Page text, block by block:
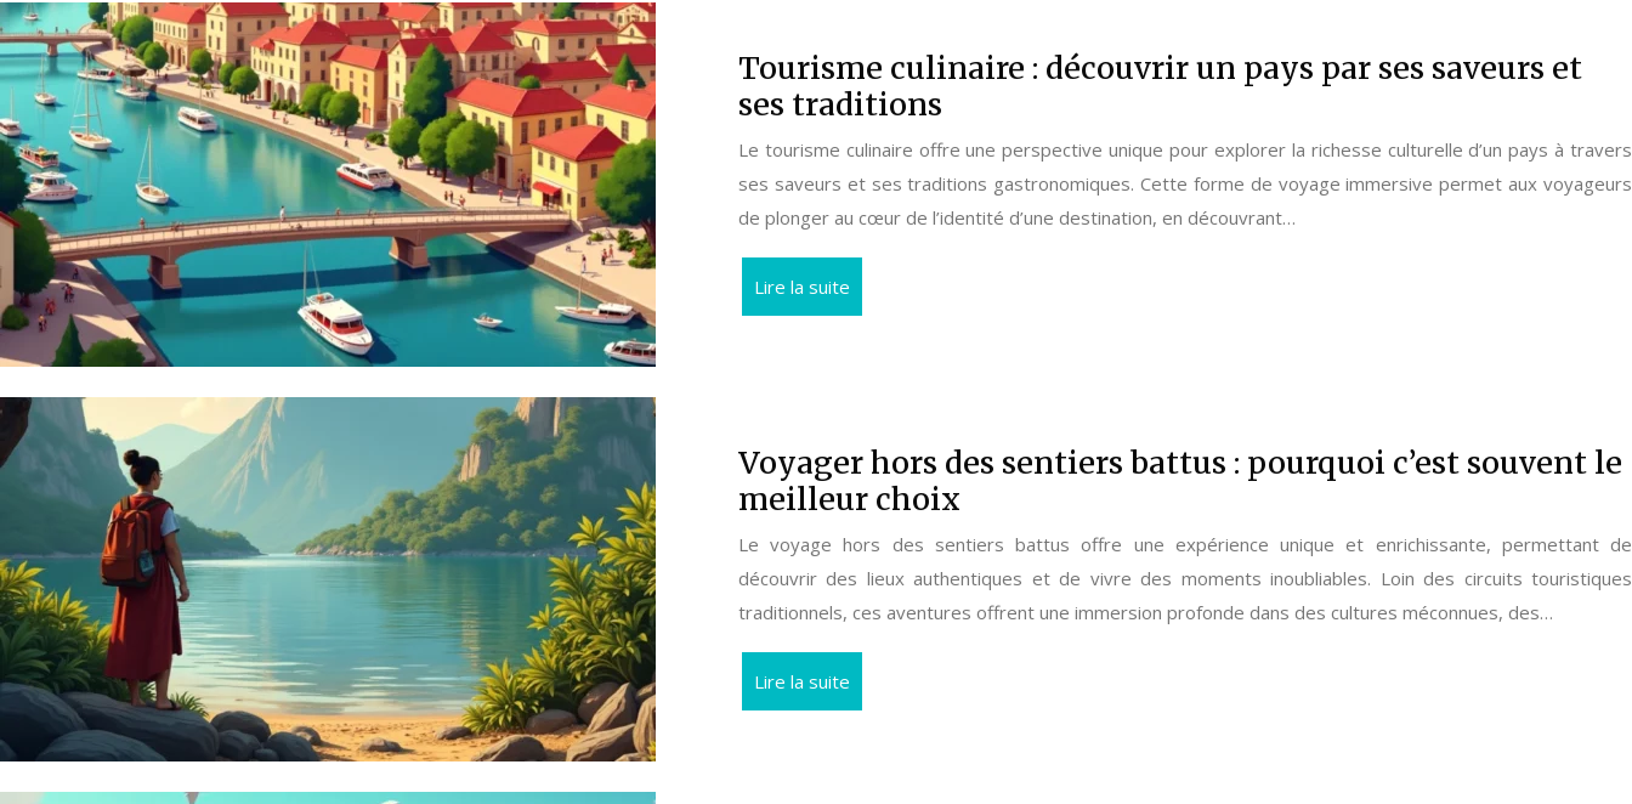
Tourisme culinaire : découvrir un pays par ses saveurs et
ses traditions
Le tourisme culinaire offre une perspective unique pour explorer la richesse culturelle d’un pays à travers
ses saveurs et ses traditions gastronomiques. Cette forme de voyage immersive permet aux voyageurs
de plonger au cœur de l’identité d’une destination, en découvrant…
Lire la suite
Voyager hors des sentiers battus : pourquoi c’est souvent le
meilleur choix
Le voyage hors des sentiers battus offre une expérience unique et enrichissante, permettant de
découvrir des lieux authentiques et de vivre des moments inoubliables. Loin des circuits touristiques
traditionnels, ces aventures offrent une immersion profonde dans des cultures méconnues, des…
Lire la suite